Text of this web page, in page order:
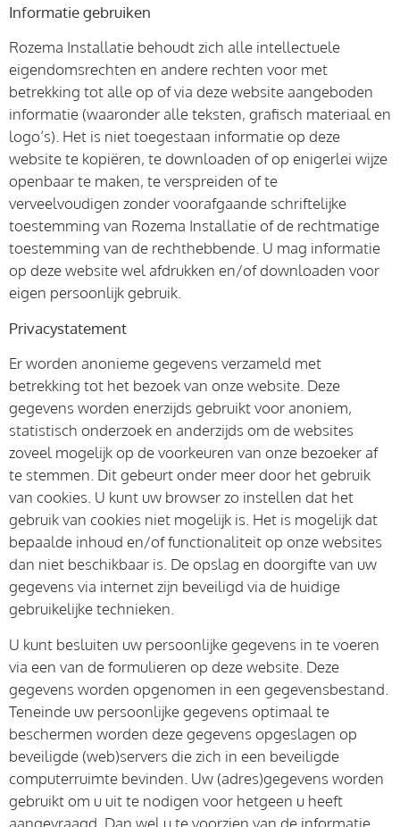
Informatie gebruiken
Rozema Installatie behoudt zich alle intellectuele
eigendomsrechten en andere rechten voor met
betrekking tot alle op of via deze website aangeboden
informatie (waaronder alle teksten, grafisch materiaal en
logo’s). Het is niet toegestaan informatie op deze
website te kopiëren, te downloaden of op enigerlei wijze
openbaar te maken, te verspreiden of te
verveelvoudigen zonder voorafgaande schriftelijke
toestemming van Rozema Installatie of de rechtmatige
toestemming van de rechthebbende. U mag informatie
op deze website wel afdrukken en/of downloaden voor
eigen persoonlijk gebruik.
Privacystatement
Er worden anonieme gegevens verzameld met
betrekking tot het bezoek van onze website. Deze
gegevens worden enerzijds gebruikt voor anoniem,
statistisch onderzoek en anderzijds om de websites
zoveel mogelijk op de voorkeuren van onze bezoeker af
te stemmen. Dit gebeurt onder meer door het gebruik
van cookies. U kunt uw browser zo instellen dat het
gebruik van cookies niet mogelijk is. Het is mogelijk dat
bepaalde inhoud en/of functionaliteit op onze websites
dan niet beschikbaar is. De opslag en doorgifte van uw
gegevens via internet zijn beveiligd via de huidige
gebruikelijke technieken.
U kunt besluiten uw persoonlijke gegevens in te voeren
via een van de formulieren op deze website. Deze
gegevens worden opgenomen in een gegevensbestand.
Teneinde uw persoonlijke gegevens optimaal te
beschermen worden deze gegevens opgeslagen op
beveiligde (web)servers die zich in een beveiligde
computerruimte bevinden. Uw (adres)gegevens worden
gebruikt om u uit te nodigen voor hetgeen u heeft
aangevraagd. Dan wel u te voorzien van de informatie